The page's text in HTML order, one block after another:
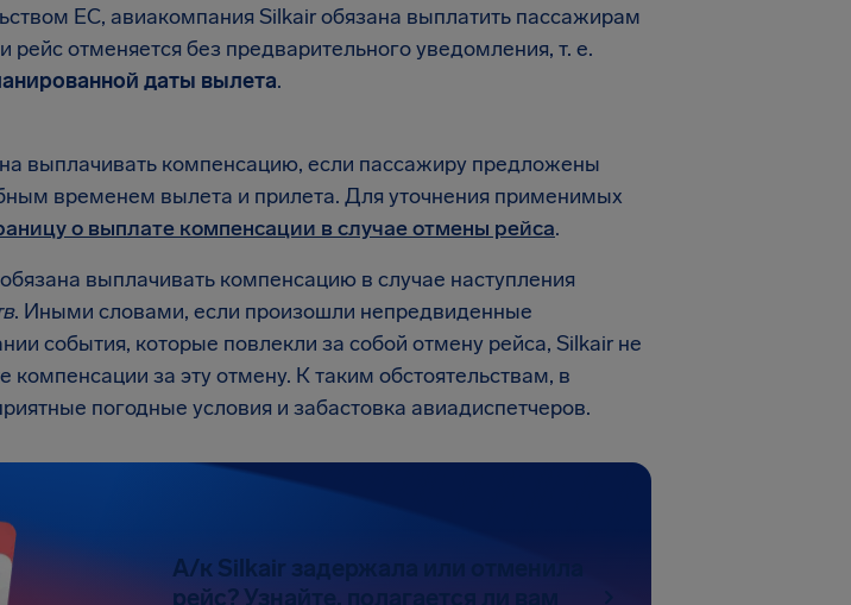
ЕС, авиакомпания Silkair обязана выплатить пассажирам
рейс отменяется без предварительного уведомления, т. е.
даты вылета.
выплачивать компенсацию, если пассажиру предложены
временем вылета и прилета. Для уточнения применимых
о выплате компенсации в случае отмены рейса.
выплачивать компенсацию в случае наступления
. Иными словами, если произошли непредвиденные
события, которые повлекли за собой отмену рейса, Silkair не
компенсации за эту отмену. К таким обстоятельствам, в
погодные условия и забастовка авиадиспетчеров.
А/к Silkair задержала или отменила
рейс? Узнайте, полагается ли вам